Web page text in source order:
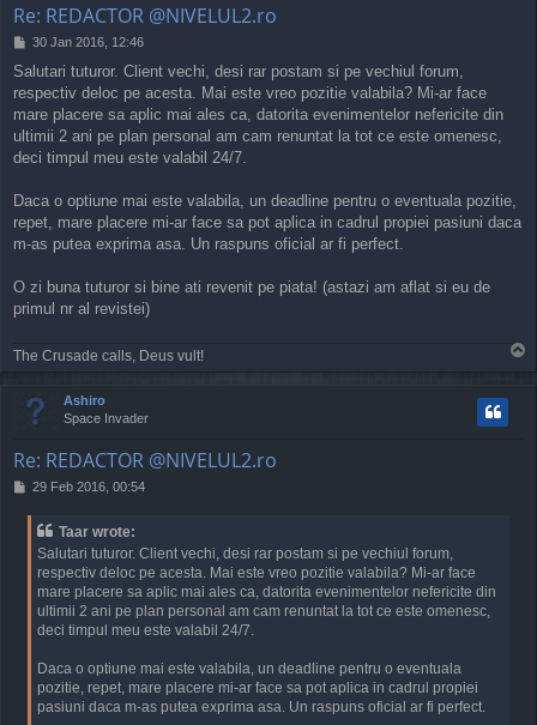
Re: REDACTOR @NIVELUL2.ro
P
s
t
30 Jan 2016, 12:46
Salutari tuturor. Client vechi, desi rar postam si pe vechiul forum,
respectiv deloc pe acesta. Mai este vreo pozitie valabila? Mi-ar face
mare placere sa aplic mai ales ca, datorita evenimentelor nefericite din
ultimii 2 ani pe plan personal am cam renuntat la tot ce este omenesc,
deci timpul meu este valabil 24/7.
Daca o optiune mai este valabila, un deadline pentru o eventuala pozitie,
repet, mare placere mi-ar face sa pot aplica in cadrul propiei pasiuni daca
m-as putea exprima asa. Un raspuns oficial ar fi perfect.
O zi buna tuturor si bine ati revenit pe piata! (astazi am aflat si eu de
primul nr al revistei)
The Crusade calls, Deus vult!
o
Ashiro
Space Invader
Re: REDACTOR @NIVELUL2.ro
P29 Feb 2016, 00:54
Taar wrote:
Salutari tuturor. Client vechi, desi rar postam si pe vechiul forum,
respectiv deloc pe acesta. Mai este vreo pozitie valabila? Mi-ar face
mare placere sa aplic mai ales ca, datorita evenimentelor nefericite din
ultimii 2 ani pe plan personal am cam renuntat la tot ce este omenesc,
deci timpul meu este valabil 24/7.
Daca o optiune mai este valabila, un deadline pentru o eventuala
pozitie, repet, mare placere mi-ar face sa pot aplica in cadrul propiei
pasiuni daca m-as putea exprima asa. Un raspuns oficial ar fi perfect.